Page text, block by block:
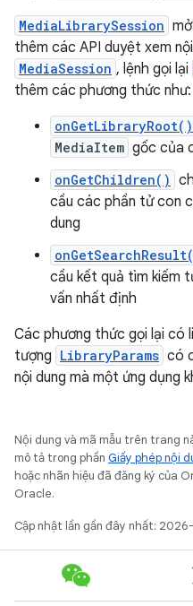
MediaLibrarySession
thêm các API duyệt xem
MediaSession , lệnh gọi lại
thêm các phương thức như:
onGetLibraryRoot()
MediaItem gốc của
onGetChildren()
cầu các phần tử con
dung
cầu kết quả tìm kiếm
vấn nhất định
Các phương thức gọi lại có
tượng LibraryParams có
nội dung mà một ứng dụng
Nội dung và mã mẫu trên trang
mô tả trong phần Giấy phép nội
hoặc nhãn hiệu đã đăng ký của
Oracle.
Cập nhật lần gần đây nhất: